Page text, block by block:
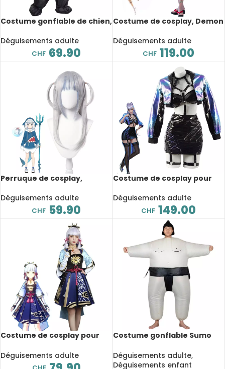
Costume gonflable de chien,
Déguisements adulte
CHF 69.90
Costume de cosplay, Demon
Kamado Nezuko
Déguisements adulte
CHF 119.00
Perruque de cosplay,
Hololive, 60 cm
Déguisements adulte
CHF 59.90
Costume de cosplay pour
Evelynn
Déguisements adulte
CHF 149.00
Costume de cosplay pour
Kamisato Ayaka
Déguisements adulte
Costume gonflable Sumo
Déguisements adulte,
Déguisements enfant